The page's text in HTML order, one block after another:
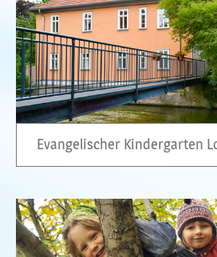
Evangelischer Kindergarten